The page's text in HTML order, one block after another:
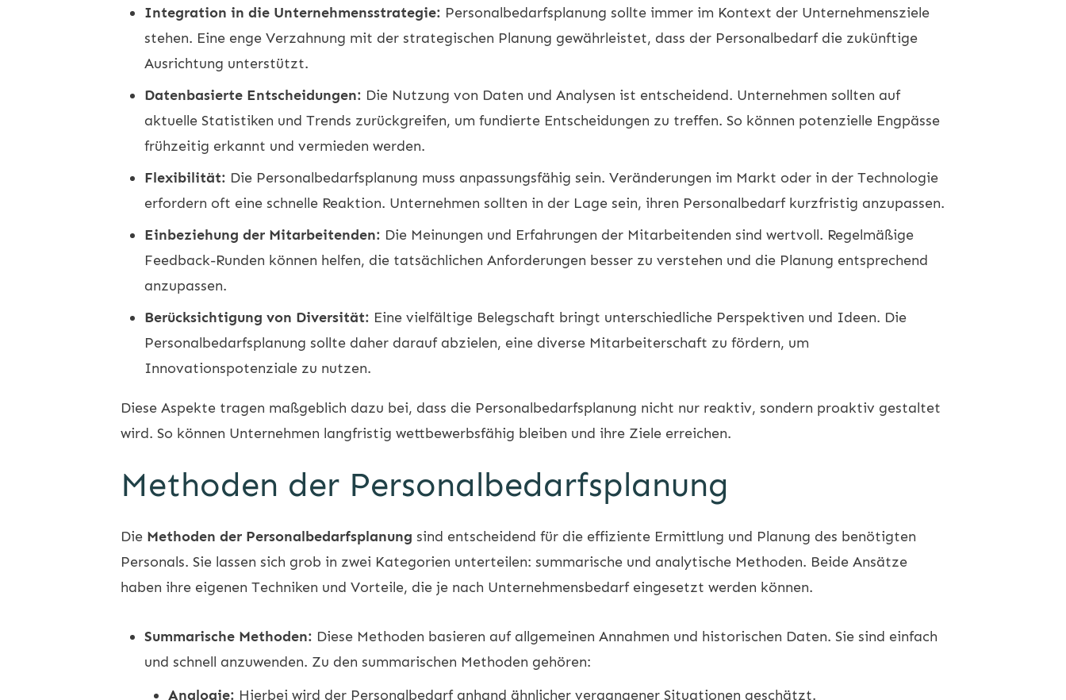
Integration in die Unternehmensstrategie: Personalbedarfsplanung sollte immer im Kontext der Unternehmensziele
stehen. Eine enge Verzahnung mit der strategischen Planung gewährleistet, dass der Personalbedarf die zukünftige
Ausrichtung unterstützt.
Datenbasierte Entscheidungen: Die Nutzung von Daten und Analysen ist entscheidend. Unternehmen sollten auf
aktuelle Statistiken und Trends zurückgreifen, um fundierte Entscheidungen zu treffen. So können potenzielle Engpässe
frühzeitig erkannt und vermieden werden.
Flexibilität: Die Personalbedarfsplanung muss anpassungsfähig sein. Veränderungen im Markt oder in der Technologie
erfordern oft eine schnelle Reaktion. Unternehmen sollten in der Lage sein, ihren Personalbedarf kurzfristig anzupassen.
Einbeziehung der Mitarbeitenden: Die Meinungen und Erfahrungen der Mitarbeitenden sind wertvoll. Regelmäßige
Feedback-Runden können helfen, die tatsächlichen Anforderungen besser zu verstehen und die Planung entsprechend
anzupassen.
Berücksichtigung von Diversität: Eine vielfältige Belegschaft bringt unterschiedliche Perspektiven und Ideen. Die
Personalbedarfsplanung sollte daher darauf abzielen, eine diverse Mitarbeiterschaft zu fördern, um
Innovationspotenziale zu nutzen.
Diese Aspekte tragen maßgeblich dazu bei, dass die Personalbedarfsplanung nicht nur reaktiv, sondern proaktiv gestaltet
wird. So können Unternehmen langfristig wettbewerbsfähig bleiben und ihre Ziele erreichen.
Methoden der Personalbedarfsplanung
Die Methoden der Personalbedarfsplanung sind entscheidend für die effiziente Ermittlung und Planung des benötigten
Personals. Sie lassen sich grob in zwei Kategorien unterteilen: summarische und analytische Methoden. Beide Ansätze
haben ihre eigenen Techniken und Vorteile, die je nach Unternehmensbedarf eingesetzt werden können.
Summarische Methoden: Diese Methoden basieren auf allgemeinen Annahmen und historischen Daten. Sie sind einfach
und schnell anzuwenden. Zu den summarischen Methoden gehören:
Analogie: Hierbei wird der Personalbedarf anhand ähnlicher vergangener Situationen geschätzt.